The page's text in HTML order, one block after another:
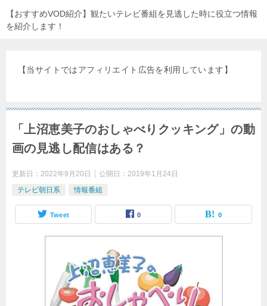
【おすすめVOD紹介】観たいテレビ番組を見逃した時に役立つ情報
を紹介します！
【当サイトではアフィリエイト広告を利用しています】
「上沼恵美子のおしゃべりクッキング」の動
画の見逃し配信はある？
更新日： 2022年9月20日 公開日： 2019年1月24日
テレビ朝日系
情報番組
Tweet 0 0